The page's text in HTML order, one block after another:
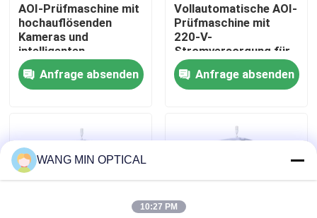
Qualitätskontrolle
Kontakt mit uns
Rechtssachen
Cnc-Visions-Messmaschine
AOI-Prüfmaschine mit
hochauflösenden
Kameras und
intelligenten
Algorithmen für die
Fehlerkennung mit
einer Pixelpräzision
Anfrage absenden
Vollautomatische AOI-
Prüfmaschine mit
220-V-
Stromversorgung für
hochpräzise
automatisierte
optische Inspektion
Anfrage absenden
WANG MIN OPTICAL
10:27 PM